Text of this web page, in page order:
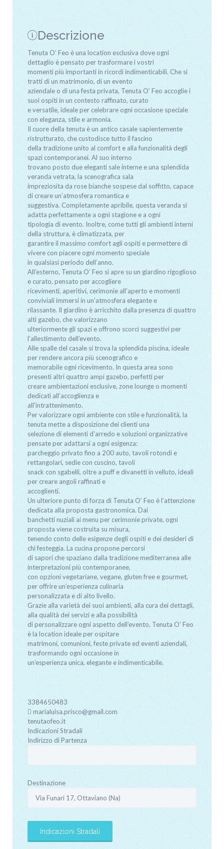
Descrizione
Tenuta O’ Feo è una location esclusiva dove ogni
dettaglio è pensato per trasformare i vostri
momenti più importanti in ricordi indimenticabili. Che si
tratti di un matrimonio, di un evento
aziendale o di una festa privata, Tenuta O’ Feo accoglie i
suoi ospiti in un contesto raffinato, curato
e versatile, ideale per celebrare ogni occasione speciale
con eleganza, stile e armonia.
Il cuore della tenuta è un antico casale sapientemente
ristrutturato, che custodisce tutto il fascino
della tradizione unito al comfort e alla funzionalità degli
spazi contemporanei. Al suo interno
trovano posto due eleganti sale interne e una splendida
veranda vetrata, la scenografica sala
impreziosita da rose bianche sospese dal soffitto, capace
di creare un’atmosfera romantica e
suggestiva. Completamente apribile, questa veranda si
adatta perfettamente a ogni stagione e a ogni
tipologia di evento. Inoltre, come tutti gli ambienti interni
della struttura, è climatizzata, per
garantire il massimo comfort agli ospiti e permettere di
vivere con piacere ogni momento speciale
in qualsiasi periodo dell’anno.
All’esterno, Tenuta O’ Feo si apre su un giardino rigoglioso
e curato, pensato per accogliere
ricevimenti, aperitivi, cerimonie all’aperto e momenti
conviviali immersi in un’atmosfera elegante e
rilassante. Il giardino è arricchito dalla presenza di quattro
alti gazebo, che valorizzano
ulteriormente gli spazi e offrono scorci suggestivi per
l’allestimento dell’evento.
Alle spalle del casale si trova la splendida piscina, ideale
per rendere ancora più scenografico e
memorabile ogni ricevimento. In questa area sono
presenti altri quattro ampi gazebo, perfetti per
creare ambientazioni esclusive, zone lounge o momenti
dedicati all’accoglienza e
all’intrattenimento.
Per valorizzare ogni ambiente con stile e funzionalità, la
tenuta mette a disposizione dei clienti una
selezione di elementi d’arredo e soluzioni organizzative
pensate per adattarsi a ogni esigenza:
parcheggio privato fino a 200 auto, tavoli rotondi e
rettangolari, sedie con cuscino, tavoli
snack con sgabelli, oltre a puff e divanetti in velluto, ideali
per creare angoli raffinati e
accoglienti.
Un ulteriore punto di forza di Tenuta O’ Feo è l’attenzione
dedicata alla proposta gastronomica. Dai
banchetti nuziali ai menu per cerimonie private, ogni
proposta viene costruita su misura,
tenendo conto delle esigenze degli ospiti e dei desideri di
chi festeggia. La cucina propone percorsi
di sapori che spaziano dalla tradizione mediterranea alle
interpretazioni più contemporanee,
con opzioni vegetariane, vegane, gluten free e gourmet,
per offrire un’esperienza culinaria
personalizzata e di alto livello.
Grazie alla varietà dei suoi ambienti, alla cura dei dettagli,
alla qualità dei servizi e alla possibilità
di personalizzare ogni aspetto dell’evento, Tenuta O’ Feo
è la location ideale per ospitare
matrimoni, comunioni, feste private ed eventi aziendali,
trasformando ogni occasione in
un’esperienza unica, elegante e indimenticabile.
3384650483
marialuisa.prisco@gmail.com
tenutaofeo.it
Indicazioni Stradali
Indirizzo di Partenza
Destinazione